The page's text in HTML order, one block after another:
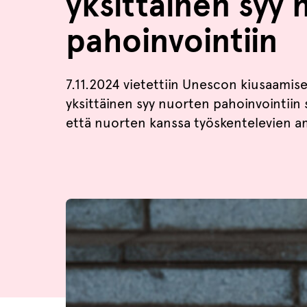
pahoinvointiin
7.11.2024 vietettiin Unescon
yksittäinen syy nuorten pahoinvointiin
että nuorten kanssa työskentelevien